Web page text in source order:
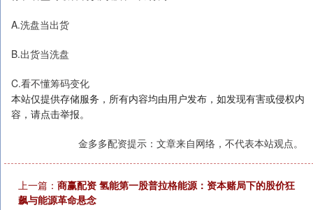
A.洗盘当出货
B.出货当洗盘
C.看不懂筹码变化
本站仅提供存储服务，所有内容均由用户发布，如发现有害或侵权内
容，请点击举报。
金多多配资提示：文章来自网络，不代表本站观点。
上一篇： 商赢配资 氢能第一股普拉格能源：资本赌局下的股价狂
飙与能源革命悬念